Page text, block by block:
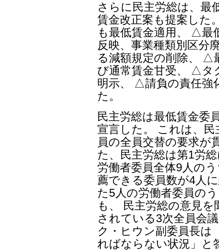
さらに民主労総は、最
賃金改正案も提案した
も最低賃金適用、 △最
反映、事業種類別区分
る減額規定の削除、 △
び通常賃金甘受、 △タ
明示、 △請負の責任強
た。
民主労総は最低賃金委
宣言した。 これは、
員の全員交替の要求が
た、民主労総は第1労
労働者委員全体9人の
薦できる委員数が4人
た5人の労働者委員の
も、 民主労総の意見
されている3次全員会
ク・ヒウン副委員長は
ればならない状況」と